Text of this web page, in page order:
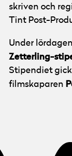
skriven och
Tint Post-
Under
Zetterling-
Stipendiet
filmskaparen